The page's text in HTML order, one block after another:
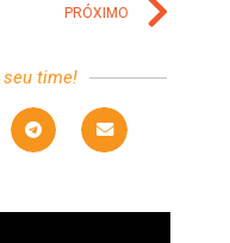
PRÓXIMO
time!